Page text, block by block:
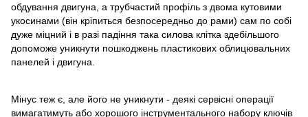
обдування двигуна, а трубчастий профіль з двома кутовими
укосинами (він кріпиться безпосередньо до рами) сам по собі
дуже міцний і в разі падіння така силова клітка здебільшого
допоможе уникнути пошкоджень пластикових облицювальних
панелей і двигуна.
Мінус теж є, але його не уникнути - деякі сервісні операції
вимагатимуть або хорошого інструментального набору ключів